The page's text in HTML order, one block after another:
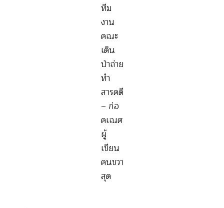
ทีม
งาน
คณะ
เดิน
ป่าถ่าย
ทำ
สารคดี
– ก่อ
คเณศ
ผู้
เขียน
คนขวา
สุด